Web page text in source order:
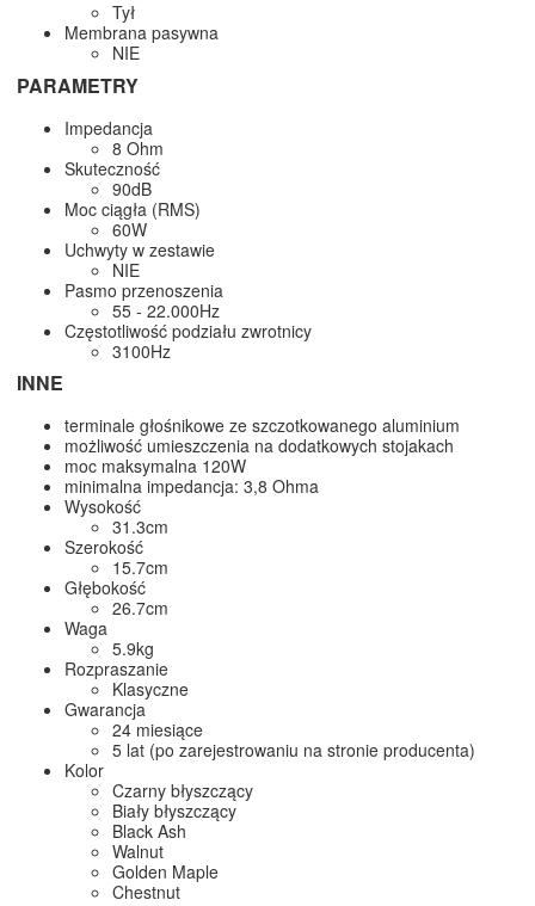
Tył
Membrana pasywna
NIE
PARAMETRY
Impedancja
8 Ohm
Skuteczność
90dB
Moc ciągła (RMS)
60W
Uchwyty w zestawie
NIE
Pasmo przenoszenia
55 - 22.000Hz
Częstotliwość podziału zwrotnicy
3100Hz
INNE
terminale głośnikowe ze szczotkowanego aluminium
możliwość umieszczenia na dodatkowych stojakach
moc maksymalna 120W
minimalna impedancja: 3,8 Ohma
Wysokość
31.3cm
Szerokość
15.7cm
Głębokość
26.7cm
Waga
5.9kg
Rozpraszanie
Klasyczne
Gwarancja
24 miesiące
5 lat (po zarejestrowaniu na stronie producenta)
Kolor
Czarny błyszczący
Biały błyszczący
Black Ash
Walnut
Golden Maple
Chestnut